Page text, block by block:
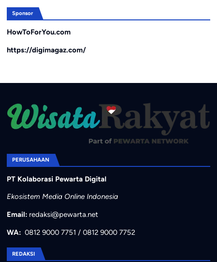
Sponsor
HowToForYou.com
https://digimagaz.com/
PERUSAHAAN
PT Kolaborasi Pewarta Digital
Ekosistem Media Online Indonesia
Email: redaksi@pewarta.net
WA: 0812 9000 7751 / 0812 9000 7752
REDAKSI